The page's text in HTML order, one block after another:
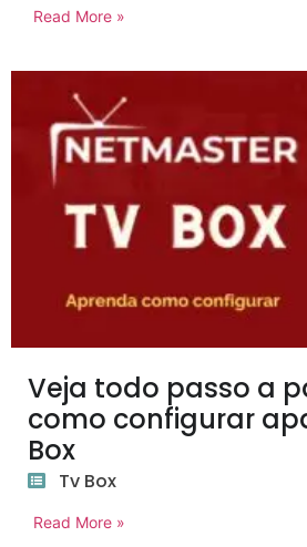
Read More »
Veja todo passo a
como configurar
Box
Tv Box
Read More »